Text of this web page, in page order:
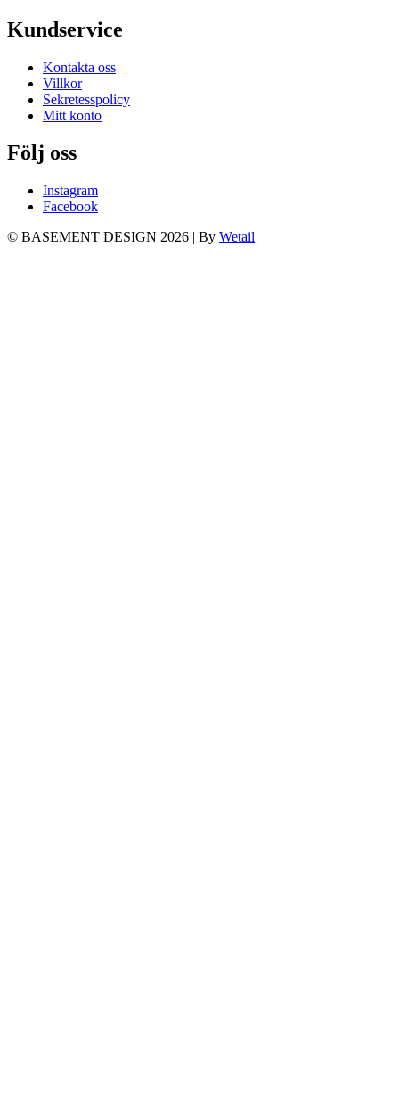
Kundservice
Kontakta oss
Villkor
Sekretesspolicy
Mitt konto
Följ oss
Instagram
Facebook
© BASEMENT DESIGN 2026 | By Wetail